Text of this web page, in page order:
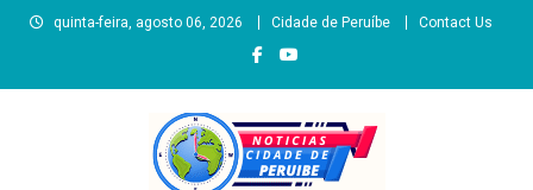
quinta-feira, agosto 06, 2026 Cidade de Peruíbe Contact Us